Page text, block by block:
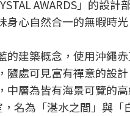
AWARDS」的設
心自然合一的無暇時光
的建築概念，使用沖繩
隨處可見富有禪意的設
中層為皆有海景可覽的
名為「湛水之間」與